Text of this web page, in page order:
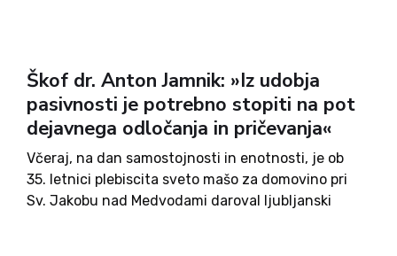
Škof dr. Anton Jamnik: »Iz udobja
pasivnosti je potrebno stopiti na pot
dejavnega odločanja in pričevanja«
Včeraj, na dan samostojnosti in enotnosti, je ob
35. letnici plebiscita sveto mašo za domovino pri
Sv. Jakobu nad Medvodami daroval ljubljanski